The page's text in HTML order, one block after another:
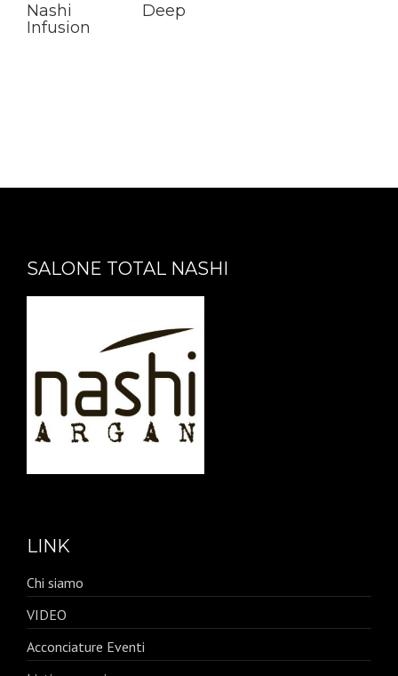
Nashi Deep
Infusion
SALONE TOTAL NASHI
LINK
Chi siamo
VIDEO
Acconciature Eventi